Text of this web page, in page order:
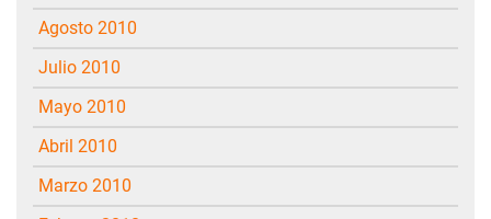
agosto 2010
julio 2010
mayo 2010
abril 2010
marzo 2010